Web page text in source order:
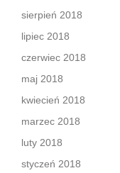
sierpień 2018
lipiec 2018
czerwiec 2018
maj 2018
kwiecień 2018
marzec 2018
luty 2018
styczeń 2018